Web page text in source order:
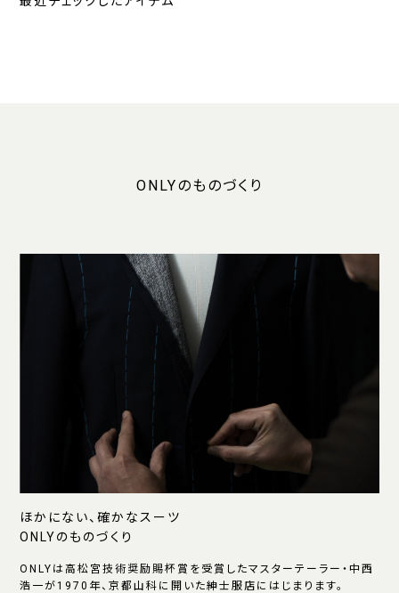
ONLYのものづくり
ほかにない、確かなスーツ
ONLYのものづくり
ONLYは高松宮技術奨励賜杯賞を受賞したマスターテーラー・中西
浩一が1970年、京都山科に開いた紳士服店にはじまります。